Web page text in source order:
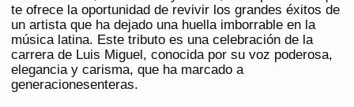
te ofrece la oportunidad de revivir los grandes éxitos de
un artista que ha dejado una huella imborrable en la
música latina. Este tributo es una celebración de la
carrera de Luis Miguel, conocida por su voz poderosa,
elegancia y carisma, que ha marcado a
generacionesenteras.